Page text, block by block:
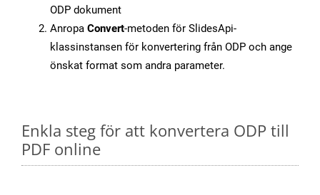
ODP dokument
Anropa Convert-metoden för SlidesApi-
klassinstansen för konvertering från ODP och ange
önskat format som andra parameter.
Enkla steg för att konvertera ODP till
PDF online